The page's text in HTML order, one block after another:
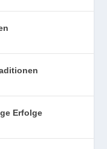
Erfolge